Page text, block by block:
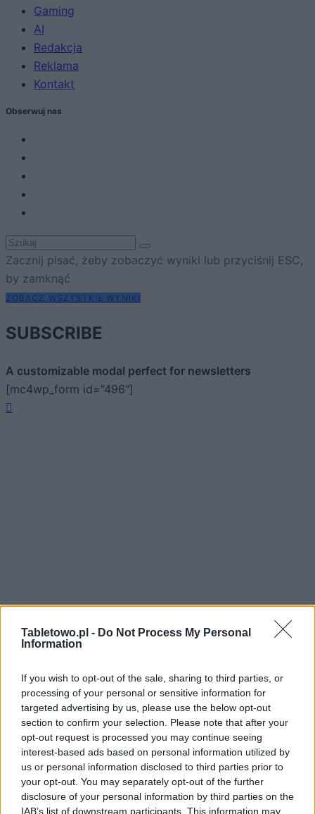
Tabletowo.pl - Do Not Process My Personal
Information
If you wish to opt-out of the sale, sharing to third parties, or
processing of your personal or sensitive information for
targeted advertising by us, please use the below opt-out
section to confirm your selection. Please note that after your
opt-out request is processed you may continue seeing
interest-based ads based on personal information utilized by
us or personal information disclosed to third parties prior to
your opt-out. You may separately opt-out of the further
disclosure of your personal information by third parties on the
IAB’s list of downstream participants. This information may
Gaming
AI
Redakcja
Reklama
Kontakt
Obserwuj nas
Zacznij pisać, żeby zobaczyć wyniki lub przyciśnij ESC,
by zamknąć
ZOBACZ WSZYSTKIE WYNIKI
SUBSCRIBE
A customizable modal perfect for newsletters
[mc4wp_form id="496"]